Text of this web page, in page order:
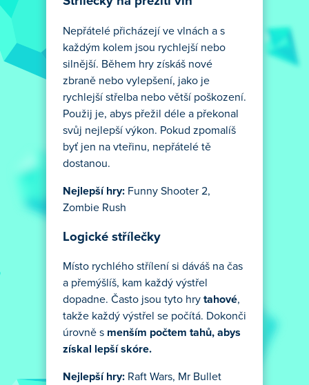
Nepřátelé přicházejí ve vlnách a s
každým kolem jsou rychlejší nebo
silnější. Během hry získáš nové
zbraně nebo vylepšení, jako je
rychlejší střelba nebo větší poškození.
Použij je, abys přežil déle a překonal
svůj nejlepší výkon. Pokud zpomalíš
byť jen na vteřinu, nepřátelé tě
dostanou.
Nejlepší hry: Funny Shooter 2,
Zombie Rush
Logické střílečky
Místo rychlého střílení si dáváš na čas
a přemýšlíš, kam každý výstřel
dopadne. Často jsou tyto hry tahové,
takže každý výstřel se počítá. Dokonči
úrovně s menším počtem tahů, abys
získal lepší skóre.
Nejlepší hry: Raft Wars, Mr Bullet